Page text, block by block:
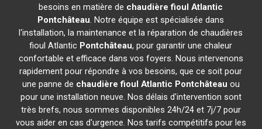
besoins en matière de chaudière fioul Atlantic
Pontchâteau. Notre équipe est spécialisée dans
l'installation, la maintenance et la réparation de chaudières
fioul Atlantic Pontchâteau, pour garantir une chaleur
confortable et efficace dans vos foyers. Nous intervenons
rapidement pour répondre à vos besoins, que ce soit pour
une panne de chaudière fioul Atlantic Pontchâteau ou
pour une installation neuve. Nos délais d'intervention sont
très brefs, nous sommes disponibles 24h/24 et 7j/7 pour
vous aider en cas d'urgence. Nos tarifs compétitifs pour les